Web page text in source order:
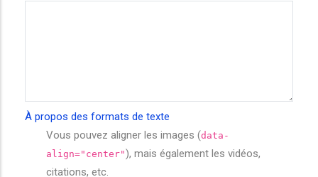
À propos des formats de texte
Vous pouvez aligner les images (data-
align="center"), mais également les vidéos,
citations, etc.